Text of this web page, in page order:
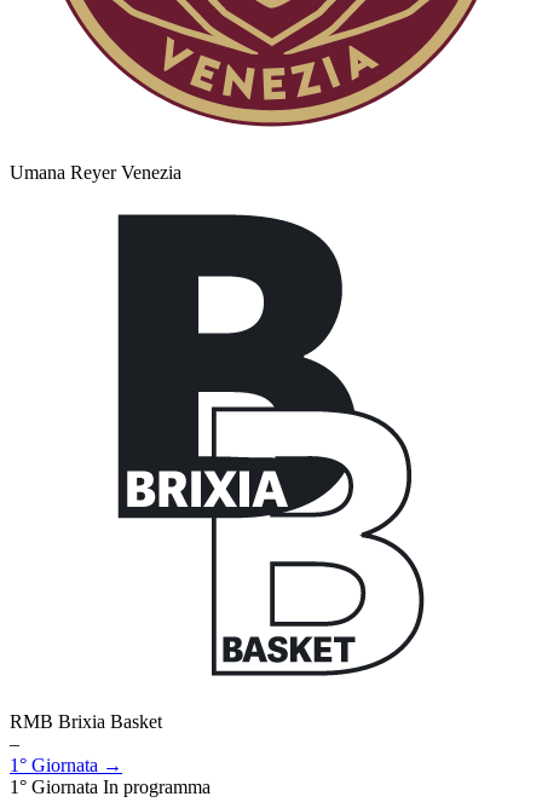
Umana Reyer Venezia
RMB Brixia Basket
–
1° Giornata →
1° Giornata In programma